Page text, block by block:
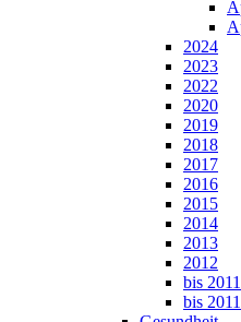
2024
2023
2022
2020
2019
2018
2017
2016
2015
2014
2013
2012
bis 2011
bis 2011